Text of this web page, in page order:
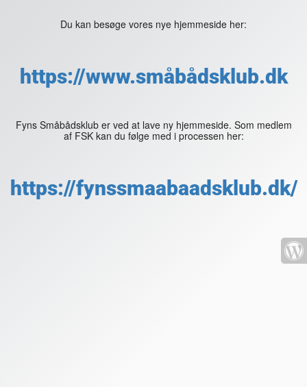
Du kan besøge vores nye hjemmeside her:
https://www.småbådsklub.dk
Fyns Småbådsklub er ved at lave ny hjemmeside. Som medlem
af FSK kan du følge med i processen her:
https://fynssmaabaadsklub.dk/